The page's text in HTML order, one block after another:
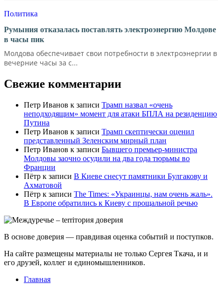
Политика
Румыния отказалась поставлять электроэнергию Молдове
в часы пик
Молдова обеспечивает свои потребности в электроэнергии в
вечерние часы за с...
Свежие комментарии
Петр Иванов к записи Трамп назвал «очень
неподходящим» момент для атаки БПЛА на резиденцию
Путина
Петр Иванов к записи Трамп скептически оценил
представленный Зеленским мирный план
Петр Иванов к записи Бывшего премьер-министра
Молдовы заочно осудили на два года тюрьмы во
Франции
Пётр к записи В Киеве снесут памятники Булгакову и
Ахматовой
Пётр к записи Тhe Times: «Украинцы, нам очень жаль».
В Европе обратились к Киеву с прощальной речью
В основе доверия — правдивая оценка событий и поступков.
На сайте размещены материалы не только Сергея Ткача, и и
его друзей, коллег и единомышленников.
Главная